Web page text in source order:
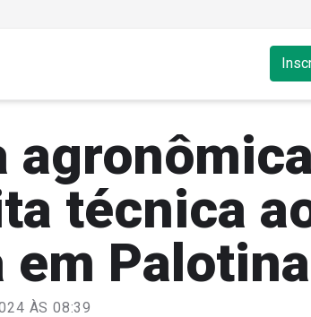
agronômica
técnica
em Palotina
ÀS 08:39